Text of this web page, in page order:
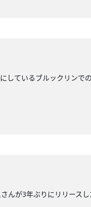
しているブルックリンで
んが3年ぶりにリリース